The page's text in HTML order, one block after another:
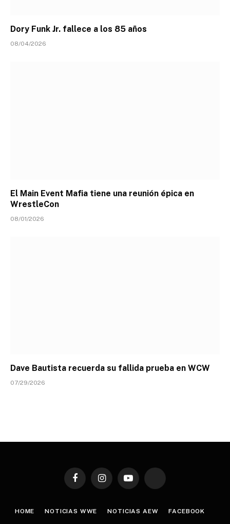
Dory Funk Jr. fallece a los 85 años
08/04/2026
El Main Event Mafia tiene una reunión épica en
WrestleCon
08/01/2026
Dave Bautista recuerda su fallida prueba en WCW
07/29/2026
FacebookInstagramYouTube TikTok
HOME NOTICIAS WWE NOTICIAS AEW FACEBOOK